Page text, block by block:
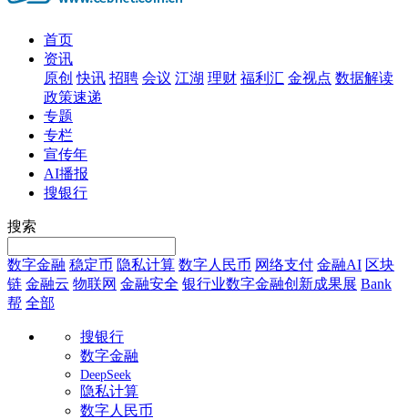
首页
资讯
原创 快讯 招聘 会议 江湖 理财 福利汇 金视点 数据解读
政策速递
专题
专栏
宣传年
AI播报
搜银行
搜索
数字金融 稳定币 隐私计算 数字人民币 网络支付 金融AI 区块
链 金融云 物联网 金融安全 银行业数字金融创新成果展 Bank
帮 全部
搜银行
数字金融
DeepSeek
隐私计算
数字人民币